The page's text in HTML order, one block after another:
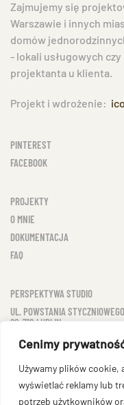
Cenimy
Używamy plików cookie,
wyświetlać reklamy lub
potrzeb użytkowników
Zajmujemy się
Warszawie i innych
domów
- lokali usługowych
projektanta u klienta.
Projekt i wdrożenie:
PINTEREST
FACEBOOK
PROJEKTY
O MNIE
DOKUMENTACJA
FAQ
PERSPEKTYWA STUDIO
UL. POWSTANIA
20-718 LUBLIN
NIP: 712 25 03 409